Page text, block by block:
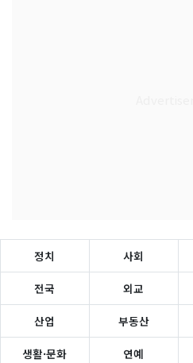
정치 사회
전국 외교
산업 부동산
생활·문화 연예